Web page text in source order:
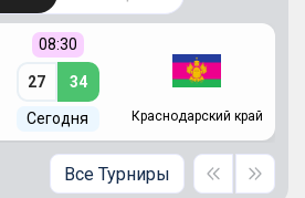
08:30
27 34
Сегодня Краснодарский край
Все Турниры